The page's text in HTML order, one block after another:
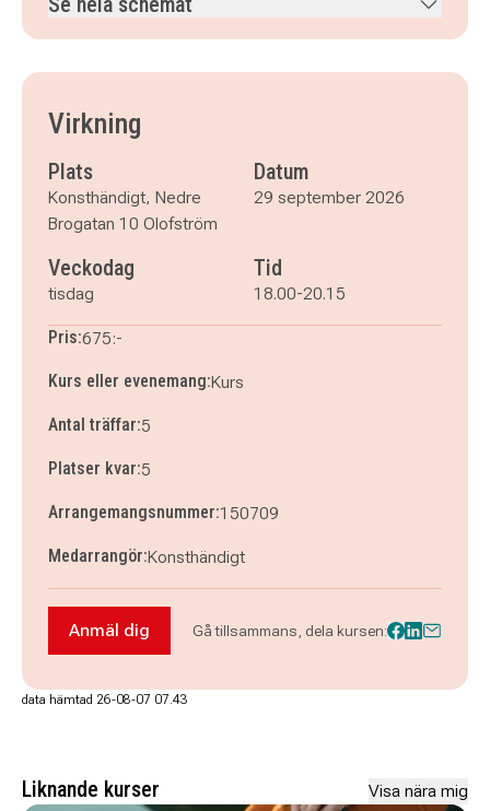
tisdag 13 oktober 2026
tisdag 20 oktober 2026
tisdag 27 oktober 2026
klockan 18.00–20.15
Virkning
Plats
Konsthändigt, Nedre
Brogatan 10 Olofström
Datum
29 september 2026
Veckodag
tisdag
Tid
18.00-20.15
Pris:675:-
Kurs eller evenemang:Kurs
Antal träffar:5
Platser kvar:5
Arrangemangsnummer:150709
Medarrangör:Konsthändigt
Anmäl dig till Virkning
Anmäl dig Gå tillsammans, dela kursen:
data hämtad 26-08-07 07.43
Liknande kurser Visa nära mig